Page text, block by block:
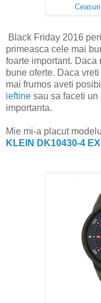
Black Friday 2016
primeasca cele mai
foarte important. Daca
bune oferte. Daca
mai frumos aveti
ieftine sau sa faceti un
importanta.
Mie mi-a placut
KLEIN DK10430-4